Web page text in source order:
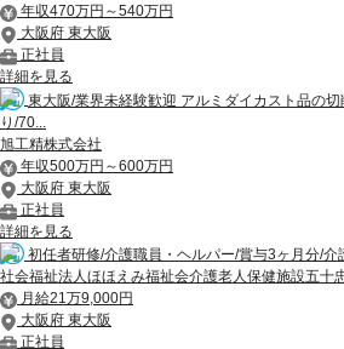
年収470万円～540万円
大阪府 東大阪
正社員
詳細を見る
東大阪/業界未経験歓迎 アルミダイカスト品の
り/70...
旭工精株式会社
年収500万円～600万円
大阪府 東大阪
正社員
詳細を見る
初任者研修/介護職員・ヘルパー/賞与3ヶ月分/
社会福祉法人ほほえみ福祉会介護老人保健施設五十
月給21万9,000円
大阪府 東大阪
正社員